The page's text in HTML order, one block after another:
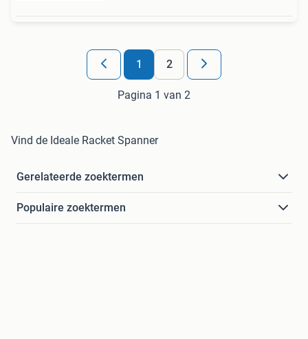
1 2
Pagina 1 van 2
Vind de Ideale Racket Spanner
Gerelateerde zoektermen
Populaire zoektermen